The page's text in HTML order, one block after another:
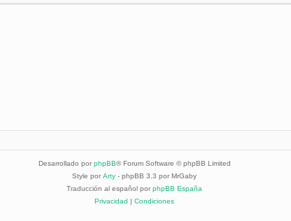
Desarrollado por phpBB® Forum Software © phpBB Limited
Style por Arty - phpBB 3.3 por MrGaby
Traducción al español por phpBB España
Privacidad | Condiciones